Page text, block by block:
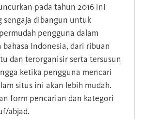
pada tahun 2016 ini
sengaja dibangun untuk
pengguna dalam
Indonesia, dari ribuan
dan terorganisir serta tersusun
ketika pengguna mencari
situs ini akan lebih mudah.
form pencarian dan kategori
abjad.